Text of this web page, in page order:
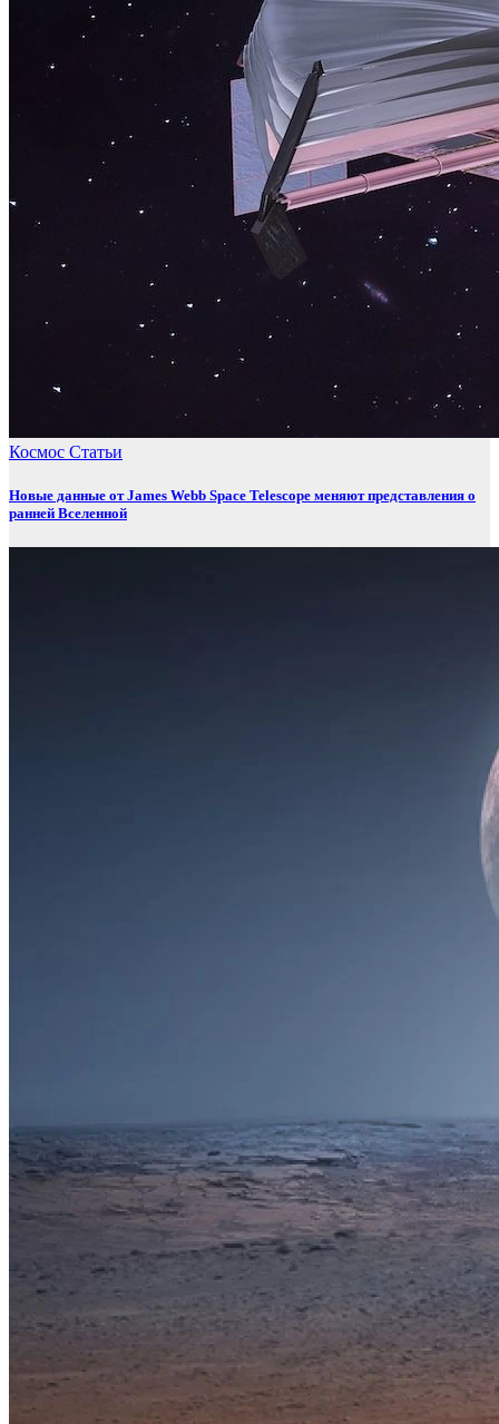
Космос Статьи
Новые данные от James Webb Space Telescope меняют представления о
ранней Вселенной